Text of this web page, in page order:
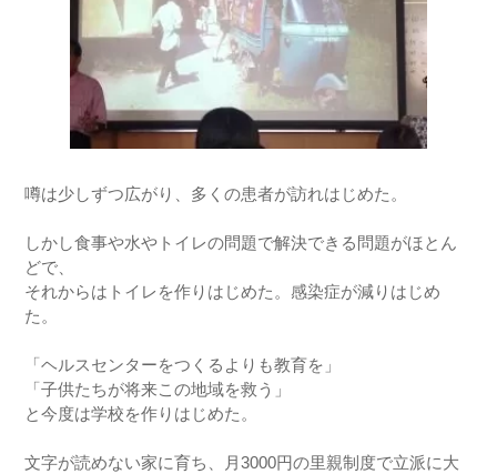
噂は少しずつ広がり、多くの患者が訪れはじめた。
しかし食事や水やトイレの問題で解決できる問題がほとん
どで、
それからはトイレを作りはじめた。感染症が減りはじめ
た。
「ヘルスセンターをつくるよりも教育を」
「子供たちが将来この地域を救う」
と今度は学校を作りはじめた。
文字が読めない家に育ち、月3000円の里親制度で立派に大